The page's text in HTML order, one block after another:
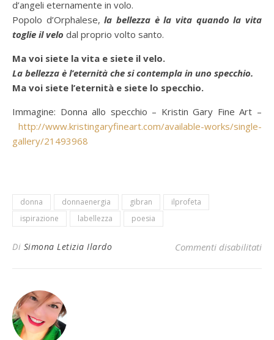
d’angeli eternamente in volo.
Popolo d’Orphalese,la bellezza è la vita quando la vita
toglie il velo dal proprio volto santo.
Ma voi siete la vita e siete il velo.
La bellezza è l’eternità che si contempla in uno specchio.
Ma voi siete l’eternità e siete lo specchio.
Immagine: Donna allo specchio – Kristin Gary Fine Art –
http://www.kristingaryfineart.com/available-works/single-
gallery/21493968
donna donnaenergia gibran
ilprofeta
ispirazione
labellezza poesia
Di Simona Letizia Ilardo Commenti disabilitatisu